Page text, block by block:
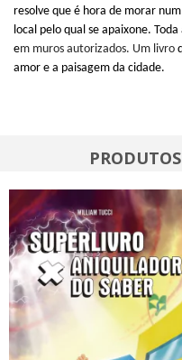
resolve que é hora de morar
local pelo qual se apaixone.
em muros autorizados. Um livro
amor e a paisagem da cidade.